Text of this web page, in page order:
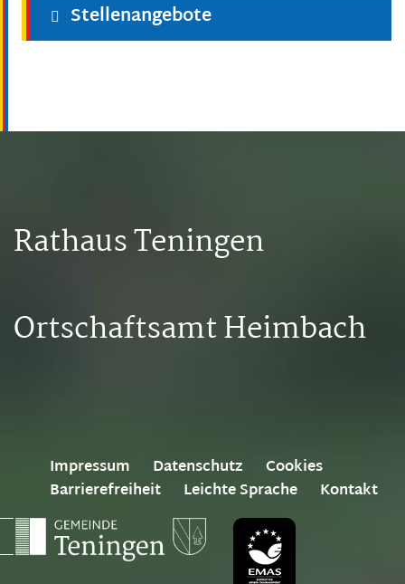
Stellenangebote
Rathaus Teningen
Ortschaftsamt Heimbach
Impressum Datenschutz
Cookies
Barrierefreiheit
Leichte Sprache Kontakt